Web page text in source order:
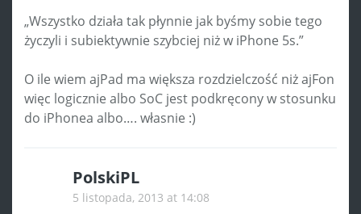
„Wszystko działa tak płynnie jak byśmy sobie tego
życzyli i subiektywnie szybciej niż w iPhone 5s.”
O ile wiem ajPad ma większa rozdzielczość niż ajFon
więc logicznie albo SoC jest podkręcony w stosunku
do iPhonea albo…. własnie :)
PolskiPL
5 listopada, 2013 at 14:08